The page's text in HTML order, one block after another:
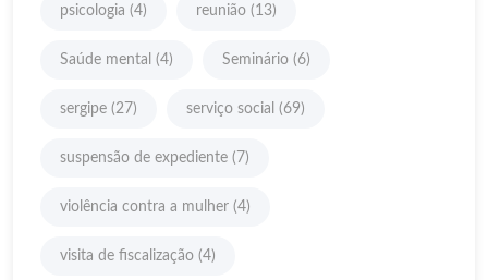
psicologia (4) reunião (13)
Saúde mental (4) Seminário (6)
sergipe (27) serviço social (69)
suspensão de expediente (7)
violência contra a mulher (4)
visita de fiscalização (4)